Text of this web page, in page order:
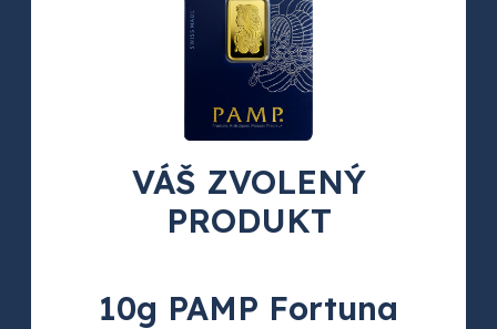
VÁŠ ZVOLENÝ
PRODUKT
10g PAMP Fortuna